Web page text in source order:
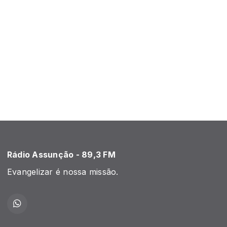
Rádio Assunção - 89,3 FM
Evangelizar é nossa missão.